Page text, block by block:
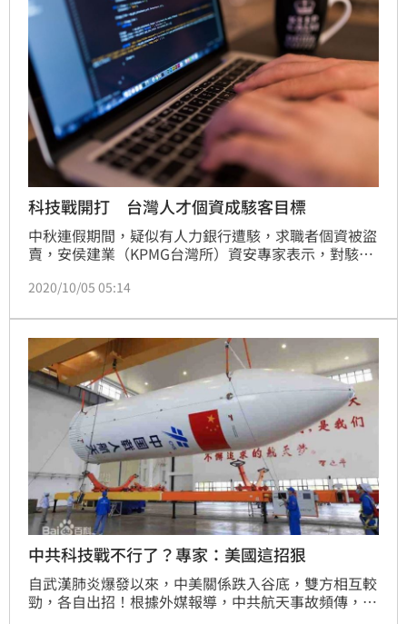
科技戰開打 台灣人才個資成駭客目標
中秋連假期間，疑似有人力銀行遭駭，求職者個資被盜
賣，安侯建業（KPMG台灣所）資安專家表示，對駭客
灣高科技人才資料庫更成垂涎目標。
2020/10/05 05:14
中共科技戰不行了？專家：美國這招狠
自武漢肺炎爆發以來，中美關係跌入谷底，雙方相互較
勁，各自出招！根據外媒報導，中共航天事故頻傳，3